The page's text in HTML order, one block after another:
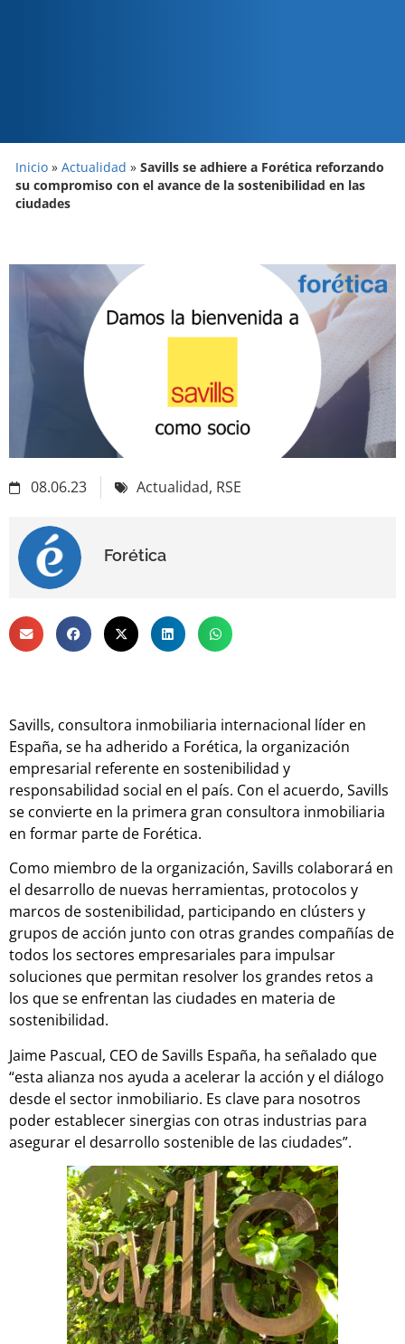
Inicio » Actualidad » Savills se adhiere a Forética reforzando
su compromiso con el avance de la sostenibilidad en las
ciudades
08.06.23 Actualidad, RSE
Forética
Savills, consultora inmobiliaria internacional líder en
España, se ha adherido a Forética, la organización
empresarial referente en sostenibilidad y
responsabilidad social en el país. Con el acuerdo, Savills
se convierte en la primera gran consultora inmobiliaria
en formar parte de Forética.
Como miembro de la organización, Savills colaborará en
el desarrollo de nuevas herramientas, protocolos y
marcos de sostenibilidad, participando en clústers y
grupos de acción junto con otras grandes compañías de
todos los sectores empresariales para impulsar
soluciones que permitan resolver los grandes retos a
los que se enfrentan las ciudades en materia de
sostenibilidad.
Jaime Pascual, CEO de Savills España, ha señalado que
“esta alianza nos ayuda a acelerar la acción y el diálogo
desde el sector inmobiliario. Es clave para nosotros
poder establecer sinergias con otras industrias para
asegurar el desarrollo sostenible de las ciudades”.